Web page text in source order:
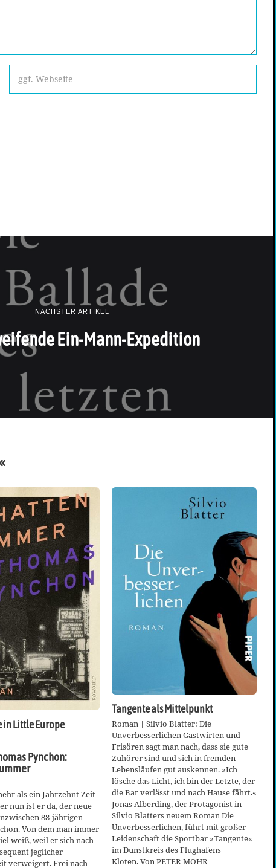
NÄCHSTER ARTIKEL
Ein-Mann-Expedition
in Little Europe
Pynchon:
als ein Jahrzehnt Zeit
nun ist er da, der neue
88-jährigen
Von dem man immer
weiß, weil er sich nach
jeglicher
verweigert. Frei nach
Tangente als Mittelpunkt
Roman | Silvio Blatter: Die
Unverbesserlichen Gastwirten und
Frisören sagt man nach, dass sie gute
Zuhörer sind und sich in fremden
Lebensläufen gut auskennen. »Ich
lösche das Licht, ich bin der Letzte, der
die Bar verlässt und nach Hause fährt.«
Jonas Alberding, der Protagonist in
Silvio Blatters neuem Roman Die
Unverbesserlichen, führt mit großer
Leidenschaft die Sportbar »Tangente«
im Dunstkreis des Flughafens
Kloten. Von PETER MOHR